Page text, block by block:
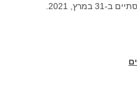
2021.